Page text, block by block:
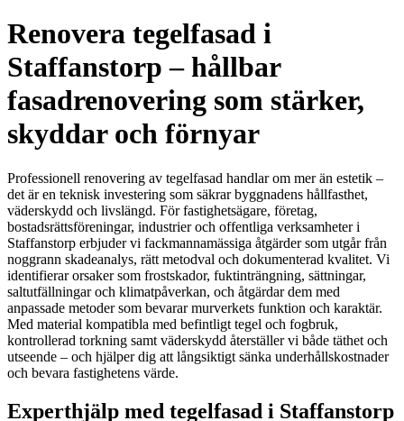
Renovera tegelfasad i
Staffanstorp – hållbar
fasadrenovering som stärker,
skyddar och förnyar
Professionell renovering av tegelfasad handlar om mer än estetik –
det är en teknisk investering som säkrar byggnadens hållfasthet,
väderskydd och livslängd. För fastighetsägare, företag,
bostadsrättsföreningar, industrier och offentliga verksamheter i
Staffanstorp erbjuder vi fackmannamässiga åtgärder som utgår från
noggrann skadeanalys, rätt metodval och dokumenterad kvalitet. Vi
identifierar orsaker som frostskador, fuktinträngning, sättningar,
saltutfällningar och klimatpåverkan, och åtgärdar dem med
anpassade metoder som bevarar murverkets funktion och karaktär.
Med material kompatibla med befintligt tegel och fogbruk,
kontrollerad torkning samt väderskydd återställer vi både täthet och
utseende – och hjälper dig att långsiktigt sänka underhållskostnader
och bevara fastighetens värde.
Experthjälp med tegelfasad i Staffanstorp